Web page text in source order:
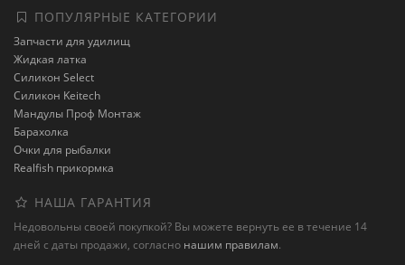
ПОПУЛЯРНЫЕ КАТЕГОРИИ
Запчасти для удилищ
Жидкая латка
Силикон Select
Силикон Keitech
Мандулы Проф Монтаж
Барахолка
Очки для рыбалки
Realfish прикормка
НАША ГАРАНТИЯ
Недовольны своей покупкой? Вы можете вернуть ее в течение 14
дней с даты продажи, согласно нашим правилам.